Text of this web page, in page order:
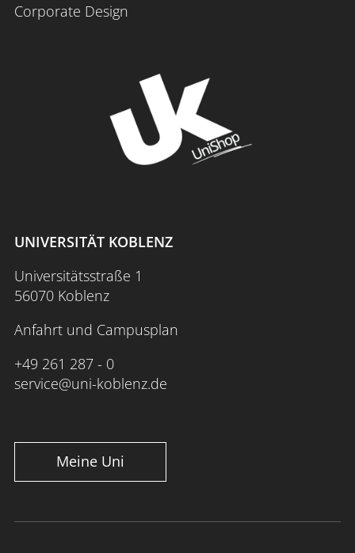
Corporate Design
UNIVERSITÄT KOBLENZ
Universitätsstraße 1
56070 Koblenz
Anfahrt und Campusplan
+49 261 287 - 0
service@uni-koblenz.de
Meine Uni